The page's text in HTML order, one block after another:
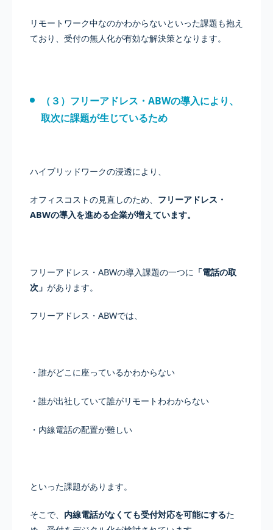
リモートワーク中なのかわからないといった課題も抱え
ており、受付の無人化が有効な解決策となります。
（３）フリーアドレス・ABWの導入により、
取次に課題が生じているため
ハイブリッドワークの浸透により、
オフィスコストの見直しのため、 フリーアドレス・
ABWの導入を進める企業が増えています。
フリーアドレス・ABWの導入課題の一つに 「電話の取
次」 があります。
フリーアドレス・ABWでは、
・誰がどこに座っているかわからない
・誰が出社していて誰がリモートわわからない
・内線電話の配置が難しい
といった課題があります。
そこで、 内線電話がなくても受付対応を可能にするた